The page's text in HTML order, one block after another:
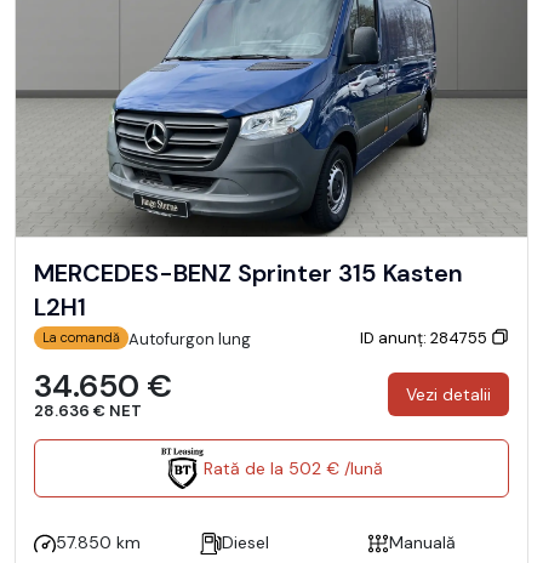
MERCEDES-BENZ Sprinter 315 Kasten
L2H1
La comandă Autofurgon lung ID anunț: 284755
34.650 €
28.636 € NET
Vezi detalii
Rată de la 502 € /lună
57.850 km Diesel
Manuală